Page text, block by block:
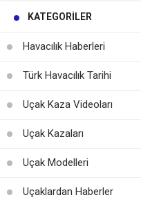
KATEGORILER
Havacılık Haberleri
Türk Havacılık Tarihi
Uçak Kaza Videoları
Uçak Kazaları
Uçak Modelleri
Uçaklardan Haberler